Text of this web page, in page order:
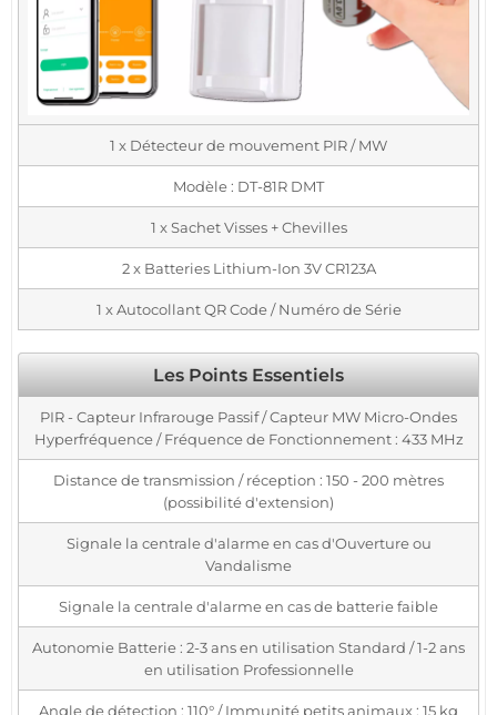
1 x Détecteur de mouvement PIR / MW
Modèle : DT-81R DMT
1 x Sachet Visses + Chevilles
2 x Batteries Lithium-Ion 3V CR123A
1 x Autocollant QR Code / Numéro de Série
Les Points Essentiels
PIR - Capteur Infrarouge Passif / Capteur MW Micro-Ondes
Hyperfréquence / Fréquence de Fonctionnement : 433 MHz
Distance de transmission / réception : 150 - 200 mètres
(possibilité d'extension)
Signale la centrale d'alarme en cas d'Ouverture ou
Vandalisme
Signale la centrale d'alarme en cas de batterie faible
Autonomie Batterie : 2-3 ans en utilisation Standard / 1-2 ans
en utilisation Professionnelle
Angle de détection : 110° / Immunité petits animaux : 15 kg